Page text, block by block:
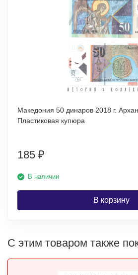
Македония 50 динаров 2018 г.
Пластиковая купюра
185 ₽
В наличии
В корзину
С этим товаром также